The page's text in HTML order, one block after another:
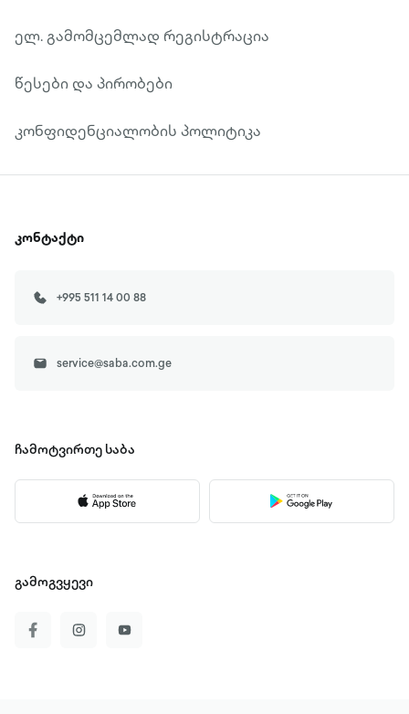
ელ. გამომცემლად რეგისტრაცია
წესები და პირობები
კონფიდენციალობის პოლიტიკა
კონტაქტი
+995 511 14 00 88
service@saba.com.ge
ჩამოტვირთე საბა
გამოგვყევი